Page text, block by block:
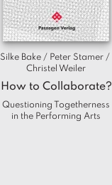
Silke Bake / Peter Stamer /
Christel Weiler
How to Collaborate?
Questioning Togetherness
in the Performing Arts